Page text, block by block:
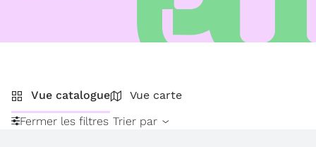
Vue catalogue
Vue carte
Fermer les filtres Trier par